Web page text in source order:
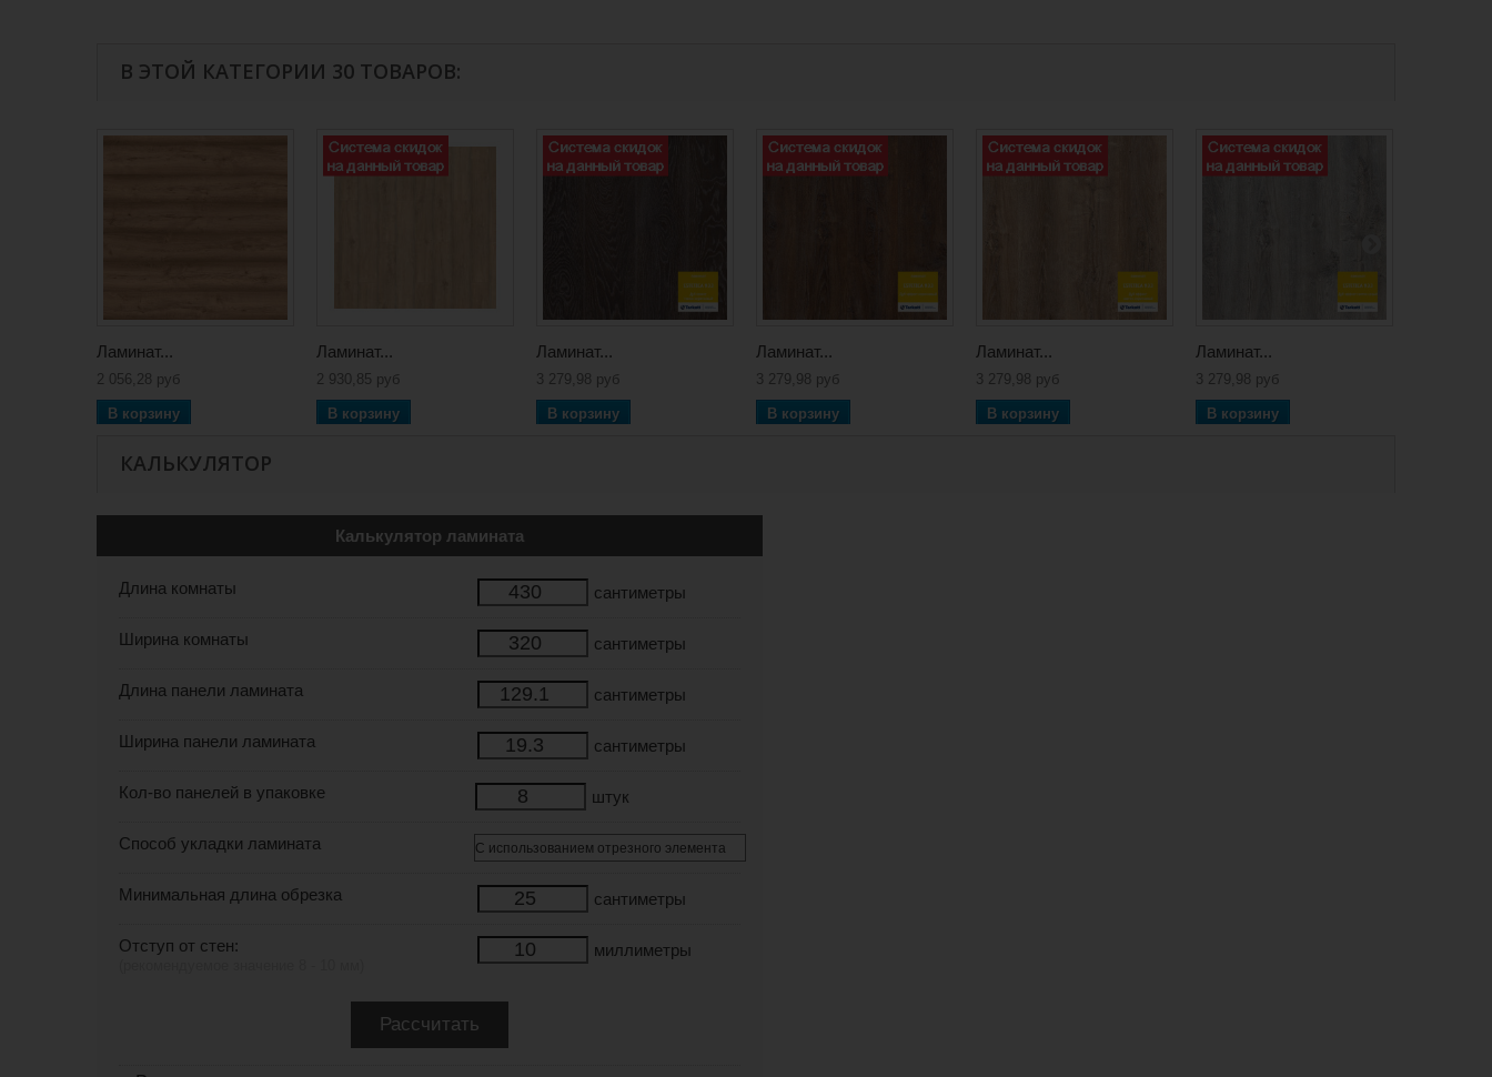
В ЭТОЙ КАТЕГОРИИ 30 ТОВАРОВ:
Ламинат...
2 056,28 руб
В корзину
Ламинат...
2 930,85 руб
В корзину
Ламинат...
3 279,98 руб
В корзину
Ламинат...
3 279,98 руб
В корзину
Ламинат...
3 279,98 руб
В корзину
Ламинат...
3 279,98 руб
В корзину
КАЛЬКУЛЯТОР
Калькулятор ламината
Длина комнаты сантиметры
Ширина комнаты сантиметры
Длина панели ламината сантиметры
Ширина панели ламината сантиметры
Кол-во панелей в упаковке штук
Способ укладки ламината
Минимальная длина обрезка сантиметры
Отступ от стен: миллиметры